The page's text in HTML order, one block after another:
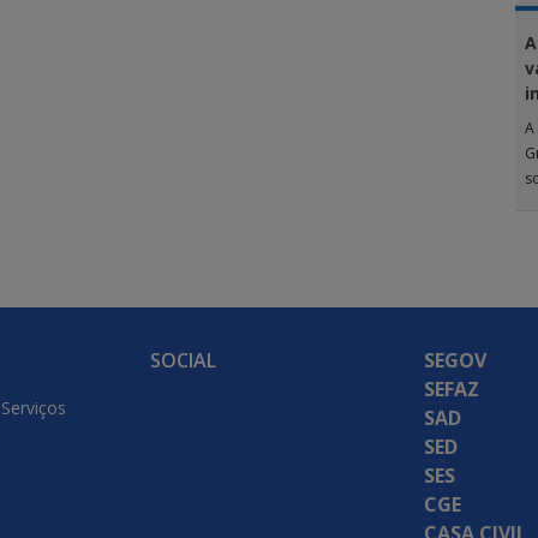
A
SOCIAL
SEGOV
SEFAZ
SAD
SED
SES
CGE